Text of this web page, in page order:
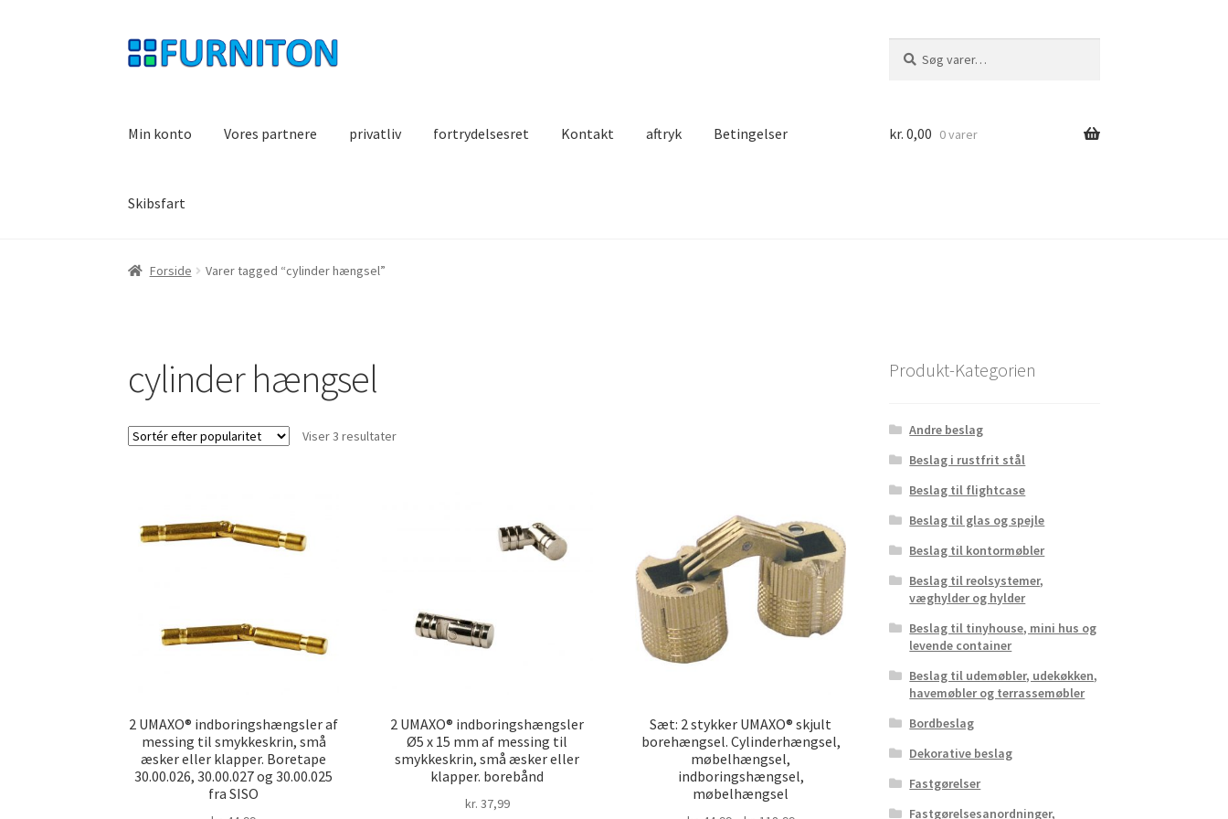
Spring
til
Spring
til
efter:
Min konto Vores partnere privatliv fortrydelsesret Kontakt aftryk Betingelser
Skibsfart
kr. 0,00 0 varer
Forside Varer tagged “cylinder hængsel”
cylinder hængsel
Viser 3 resultaterSorteret
2 UMAXO® indboringshængsler af
messing til smykkeskrin, små
æsker eller klapper. Boretape
30.00.026, 30.00.027 og 30.00.025
fra SISO
2 UMAXO® indboringshængsler
Ø5 x 15 mm af messing til
smykkeskrin, små æsker eller
klapper. borebånd
kr. 37,99
Sæt: 2 stykker UMAXO® skjult
borehængsel. Cylinderhængsel,
møbelhængsel,
indboringshængsel,
møbelhængsel
Produkt-Kategorien
Andre beslag
Beslag i rustfrit stål
Beslag til flightcase
Beslag til glas og spejle
Beslag til kontormøbler
Beslag til reolsystemer,
væghylder og hylder
Beslag til tinyhouse, mini hus og
levende container
Beslag til udemøbler, udekøkken,
havemøbler og terrassemøbler
Bordbeslag
Dekorative beslag
Fastgørelser
Fastgørelsesanordninger,